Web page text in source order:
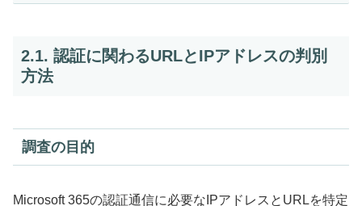
2.1. 認証に関わるURLとIPアドレスの判別
方法
調査の目的
Microsoft 365の認証通信に必要なIPアドレスとURLを特定